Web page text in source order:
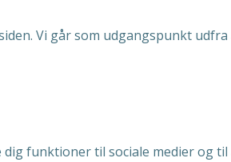
Vi går som udgangspunkt
funktioner til sociale medier og